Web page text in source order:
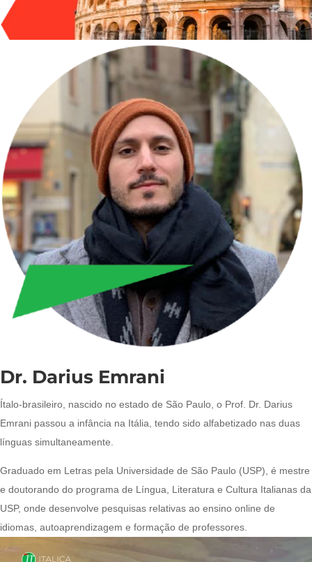
Dr. Darius Emrani
Ítalo-brasileiro, nascido no estado de São Paulo, o Prof. Dr. Darius
Emrani passou a infância na Itália, tendo sido alfabetizado nas duas
línguas simultaneamente.
Graduado em Letras pela Universidade de São Paulo (USP), é mestre
e doutorando do programa de Língua, Literatura e Cultura Italianas da
USP, onde desenvolve pesquisas relativas ao ensino online de
idiomas, autoaprendizagem e formação de professores.